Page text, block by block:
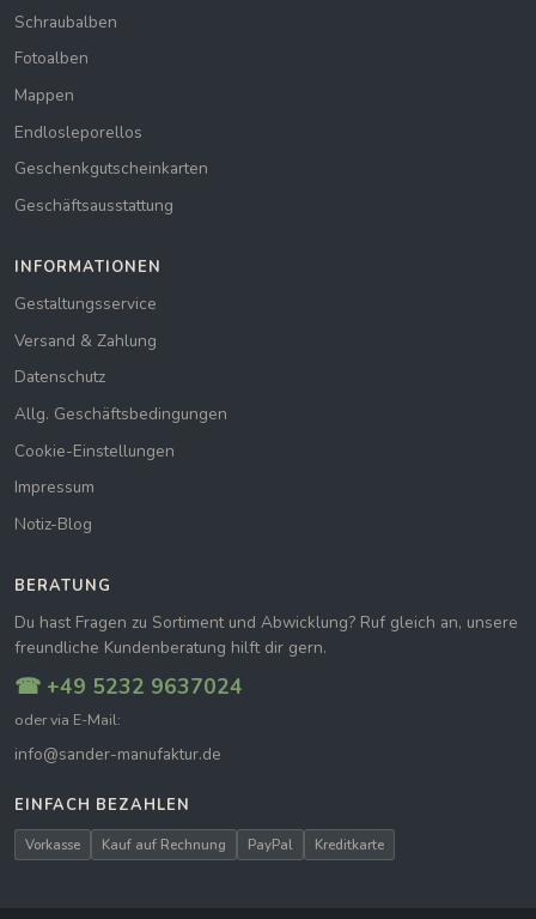
Schraubalben
Fotoalben
Mappen
Endlosleporellos
Geschenkgutscheinkarten
Geschäftsausstattung
INFORMATIONEN
Gestaltungsservice
Versand & Zahlung
Datenschutz
Allg. Geschäftsbedingungen
Cookie-Einstellungen
Impressum
Notiz-Blog
BERATUNG
Du hast Fragen zu Sortiment und Abwicklung? Ruf gleich an, unsere
freundliche Kundenberatung hilft dir gern.
☎ +49 5232 9637024
oder via E-Mail:
info@sander-manufaktur.de
EINFACH BEZAHLEN
Vorkasse Kauf auf Rechnung PayPal Kreditkarte